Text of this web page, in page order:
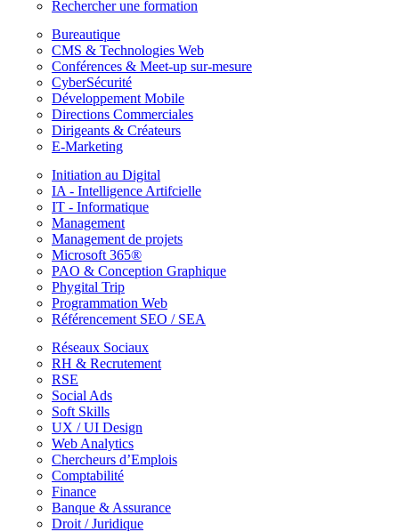
Rechercher une formation
Bureautique
CMS & Technologies Web
Conférences & Meet-up sur-mesure
CyberSécurité
Développement Mobile
Directions Commerciales
Dirigeants & Créateurs
E-Marketing
Initiation au Digital
IA - Intelligence Artifcielle
IT - Informatique
Management
Management de projets
Microsoft 365®
PAO & Conception Graphique
Phygital Trip
Programmation Web
Référencement SEO / SEA
Réseaux Sociaux
RH & Recrutement
RSE
Social Ads
Soft Skills
UX / UI Design
Web Analytics
Chercheurs d’Emplois
Comptabilité
Finance
Banque & Assurance
Droit / Juridique